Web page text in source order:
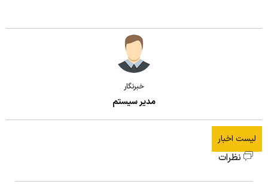
خبرنگار
مدیر سیستم
لیست اخبار
نظرات